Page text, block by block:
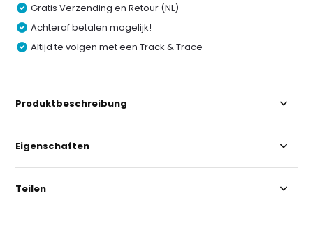
Gratis Verzending en Retour (NL)
Achteraf betalen mogelijk!
Altijd te volgen met een Track & Trace
Produktbeschreibung
Eigenschaften
Teilen